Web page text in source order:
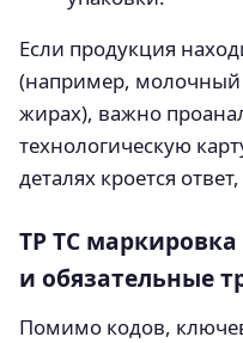
Если продукция
(например, молочный
жирах), важно
технологическую
деталях кроется
ТР ТС
и обязательные
Помимо кодов,